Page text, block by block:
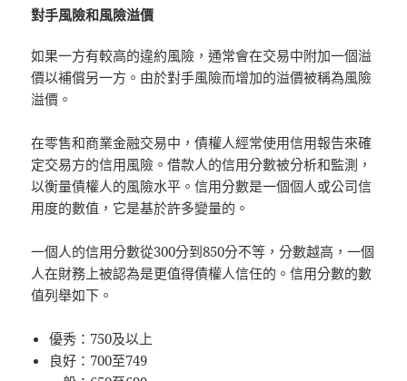
對手風險和風險溢價
如果一方有較高的違約風險，通常會在交易中附加一個溢
價以補償另一方。由於對手風險而增加的溢價被稱為風險
溢價。
在零售和商業金融交易中，債權人經常使用信用報告來確
定交易方的信用風險。借款人的信用分數被分析和監測，
以衡量債權人的風險水平。信用分數是一個個人或公司信
用度的數值，它是基於許多變量的。
一個人的信用分數從300分到850分不等，分數越高，一個
人在財務上被認為是更值得債權人信任的。信用分數的數
值列舉如下。
優秀：750及以上
良好：700至749